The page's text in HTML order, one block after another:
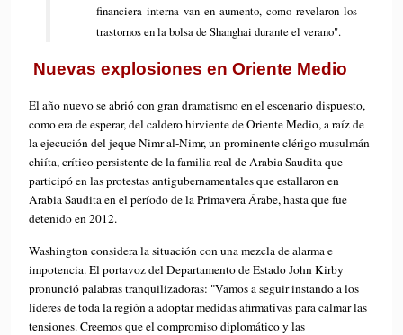
financiera interna van en aumento, como revelaron los
trastornos en la bolsa de Shanghai durante el verano".
Nuevas explosiones en Oriente Medio
El año nuevo se abrió con gran dramatismo en el escenario dispuesto,
como era de esperar, del caldero hirviente de Oriente Medio, a raíz de
la ejecución del jeque Nimr al-Nimr, un prominente clérigo musulmán
chiíta, crítico persistente de la familia real de Arabia Saudita que
participó en las protestas antigubernamentales que estallaron en
Arabia Saudita en el período de la Primavera Árabe, hasta que fue
detenido en 2012.
Washington considera la situación con una mezcla de alarma e
impotencia. El portavoz del Departamento de Estado John Kirby
pronunció palabras tranquilizadoras: "Vamos a seguir instando a los
líderes de toda la región a adoptar medidas afirmativas para calmar las
tensiones. Creemos que el compromiso diplomático y las